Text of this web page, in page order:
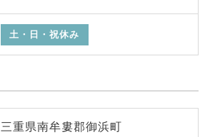
土・日・祝休み
三重県南牟婁郡御浜町